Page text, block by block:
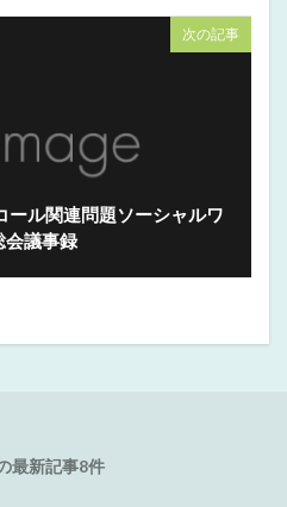
次の記事
ール関連問題ソーシャルワ
会議事録
最新記事8件